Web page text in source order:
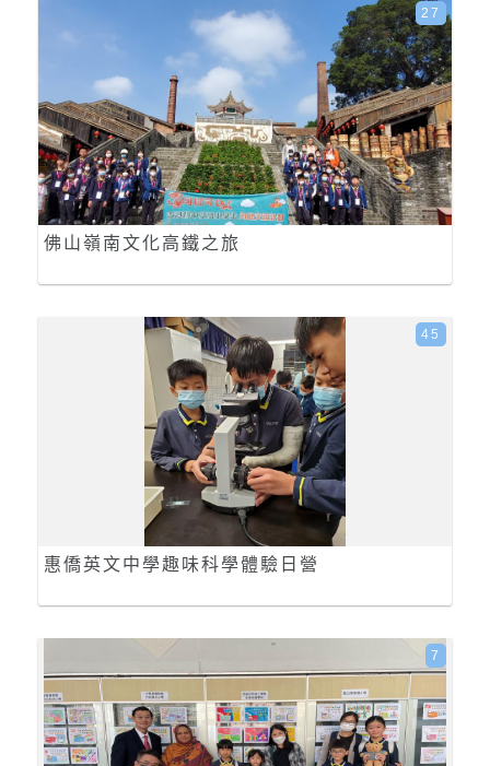
佛山嶺南文化高鐵之旅
27
惠僑英文中學趣味科學體驗日營
45
7